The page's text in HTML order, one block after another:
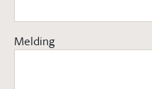
Melding